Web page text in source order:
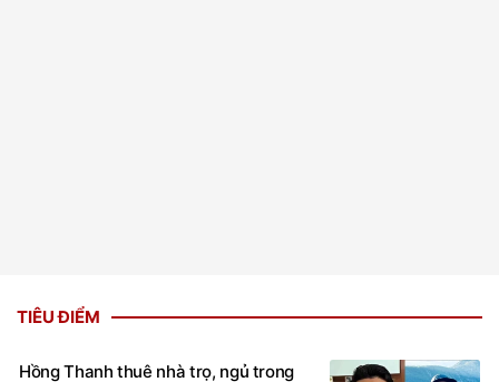
TIÊU ĐIỂM
Hồng Thanh thuê nhà trọ, ngủ trong